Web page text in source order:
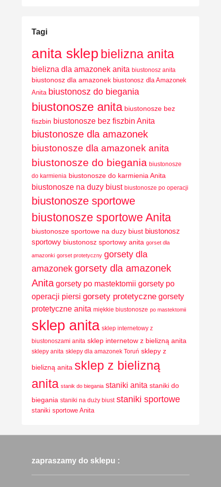
Tagi
anita sklep bielizna anita
bielizna dla amazonek anita biustonosz anita
biustonosz dla amazonek biustonosz dla Amazonek
Anita biustonosz do biegania
biustonosze anita biustonosze bez
fiszbin biustonosze bez fiszbin Anita
biustonosze dla amazonek
biustonosze dla amazonek anita
biustonosze do biegania biustonosze
do karmienia biustonosze do karmienia Anita
biustonosze na duzy biust biustonosze po operacji
biustonosze sportowe
biustonosze sportowe Anita
biustonosze sportowe na duzy biust biustonosz
sportowy biustonosz sportowy anita gorset dla
amazonki gorset protetyczny gorsety dla
amazonekgorsety dla amazonek
Anita gorsety po mastektomii gorsety po
operacji piersi gorsety protetyczne gorsety
protetyczne anita miękkie biustonosze po mastektomii
sklep anita sklep internetowy z
biustonoszami anita sklep internetow z bielizną anita
sklepy anita sklepy dla amazonek Toruń sklepy z
bielizną anita sklep z bielizną
anita stanik do biegania staniki anita staniki do
biegania staniki na duży biust staniki sportowe
staniki sportowe Anita
zapraszamy do sklepu :